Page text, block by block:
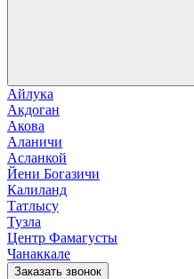
Айлука
Акдоган
Акова
Аланичи
Асланкой
Йени Богазичи
Калиланд
Татлысу
Тузла
Центр Фамагусты
Чанаккале
Заказать звонок